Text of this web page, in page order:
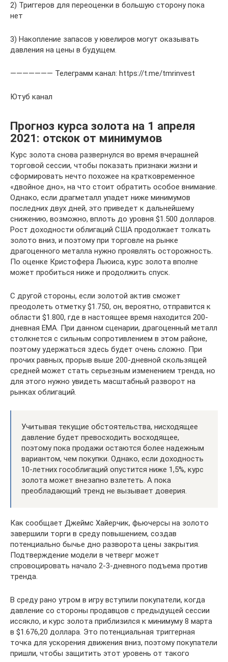
2) Триггеров для переоценки в большую сторону пока
нет
3) Накопление запасов у ювелиров могут оказывать
давления на цены в будущем.
——————— Телеграмм канал: https://t.me/tmrinvest
Ютуб канал
Прогноз курса золота на 1 апреля
2021: отскок от минимумов
Курс золота снова развернулся во время вчерашней
торговой сессии, чтобы показать признаки жизни и
сформировать нечто похожее на кратковременное
«двойное дно», на что стоит обратить особое внимание.
Однако, если драгметалл упадет ниже минимумов
последних двух дней, это приведет к дальнейшему
снижению, возможно, вплоть до уровня $1.500 долларов.
Рост доходности облигаций США продолжает толкать
золото вниз, и поэтому при торговле на рынке
драгоценного металла нужно проявлять осторожность.
По оценке Кристофера Льюиса, курс золота вполне
может пробиться ниже и продолжить спуск.
С другой стороны, если золотой актив сможет
преодолеть отметку $1.750, он, вероятно, отправится к
области $1.800, где в настоящее время находится 200-
дневная EMA. При данном сценарии, драгоценный металл
столкнется с сильным сопротивлением в этом районе,
поэтому удержаться здесь будет очень сложно. При
прочих равных, прорыв выше 200-дневной скользящей
средней может стать серьезным изменением тренда, но
для этого нужно увидеть масштабный разворот на
рынках облигаций.
Учитывая текущие обстоятельства, нисходящее
давление будет превосходить восходящее,
поэтому пока продажи остаются более надежным
вариантом, чем покупки. Однако, если доходность
10-летних гособлигаций опустится ниже 1,5%, курс
золота может внезапно взлететь. А пока
преобладающий тренд не вызывает доверия.
Как сообщает Джеймс Хайерчик, фьючерсы на золото
завершили торги в среду повышением, создав
потенциально бычье дно разворота цены закрытия.
Подтверждение модели в четверг может
спровоцировать начало 2-3-дневного подъема против
тренда.
В среду рано утром в игру вступили покупатели, когда
давление со стороны продавцов с предыдущей сессии
иссякло, и курс золота приблизился к минимуму 8 марта
в $1.676,20 доллара. Это потенциальная триггерная
точка для ускорения движения вниз, поэтому покупатели
пришли, чтобы защитить этот уровень от такого